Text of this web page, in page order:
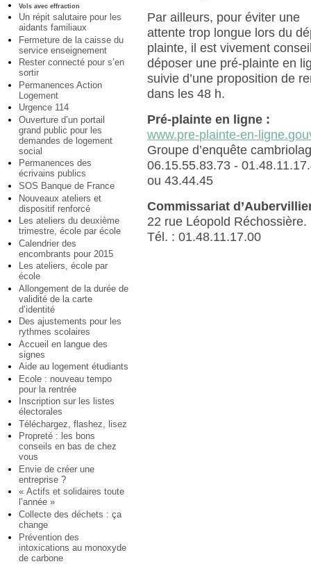
Vols avec effraction
Un répit salutaire pour les
aidants familiaux
Fermeture de la caisse du
service enseignement
Rester connecté pour s’en
sortir
Permanences Action
Logement
Urgence 114
Ouverture d’un portail
grand public pour les
demandes de logement
social
Permanences des
écrivains publics
SOS Banque de France
Nouveaux ateliers et
dispositif renforcé
Les ateliers du deuxième
trimestre, école par école
Calendrier des
encombrants pour 2015
Les ateliers, école par
école
Allongement de la durée de
validité de la carte
d’identité
Des ajustements pour les
rythmes scolaires
Accueil en langue des
signes
Aide au logement étudiants
Ecole : nouveau tempo
pour la rentrée
Inscription sur les listes
électorales
Téléchargez, flashez, lisez
Propreté : les bons
conseils en bas de chez
vous
Envie de créer une
entreprise ?
« Actifs et solidaires toute
l’année »
Collecte des déchets : ça
change
Prévention des
intoxications au monoxyde
de carbone
Par ailleurs, pour éviter une
attente trop longue lors du
plainte, il est vivement
déposer une pré-plainte en
suivie d’une proposition de
dans les 48 h.
Pré-plainte en ligne :
www.pre-plainte-en-
Groupe d’enquête
06.15.55.83.73 -
ou 43.44.45
Commissariat
22 rue Léopold Réchossière.
Tél. : 01.48.11.17.00